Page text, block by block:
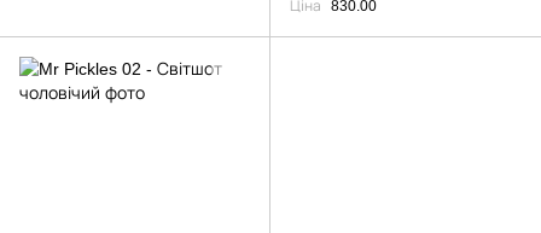
Ціна 830.00